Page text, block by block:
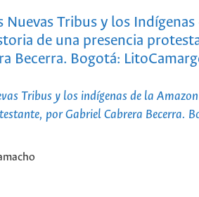
Nuevas Tribus y los Indígenas
de una presencia
Becerra. Bogotá:
Tribus y los indígenas de la
por Gabriel Cabrera Becerra.